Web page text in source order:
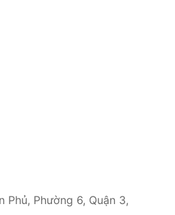
Phủ, Phường 6, Quận 3,